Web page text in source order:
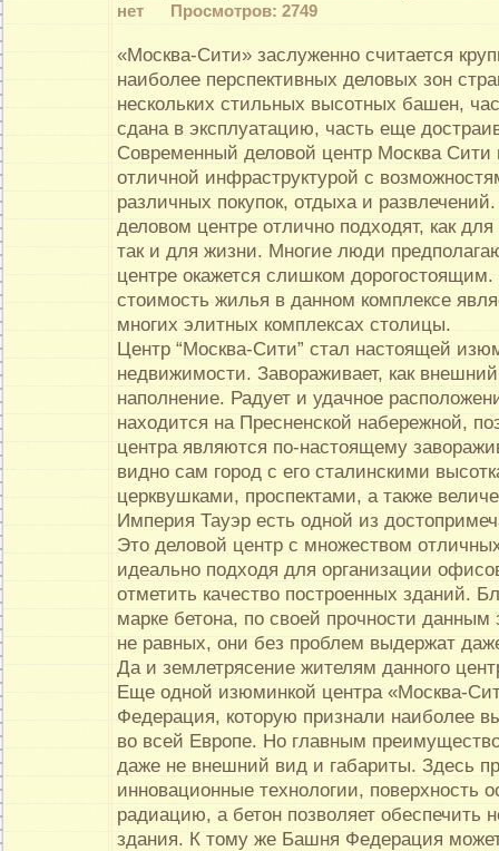
нет
Просмотров: 2749
«Москва-Сити» заслуженно считается
наиболее перспективных деловых зон
нескольких стильных высотных башен,
сдана в эксплуатацию, часть еще
Современный деловой центр Москва Сити
отличной инфраструктурой с
различных покупок, отдыха и
деловом центре отлично подходят, как
так и для жизни. Многие люди
центре окажется слишком
стоимость жилья в данном комплексе
многих элитных комплексах столицы.
Центр “Москва-Сити” стал настоящей
недвижимости. Завораживает, как
наполнение. Радует и удачное
находится на Пресненской набережной,
центра являются по-настоящему
видно сам город с его сталинскими
церквушками, проспектами, а также
Империя Тауэр есть одной из
Это деловой центр с множеством
идеально подходя для организации
отметить качество построенных зданий.
марке бетона, по своей прочности данным
не равных, они без проблем выдержат
Да и землетрясение жителям данного
Еще одной изюминкой центра «Москва-
Федерация, которую признали наиболее
во всей Европе. Но главным
даже не внешний вид и габариты. Здесь
инновационные технологии, поверхность
радиацию, а бетон позволяет обеспечить
здания. К тому же Башня Федерация